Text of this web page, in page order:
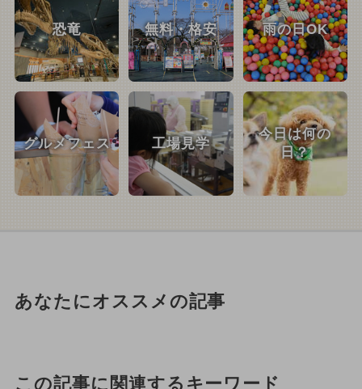
恐竜 無料・格安 雨の日OK
グルメフェス 工場見学
今日は何の
日？
あなたにオススメの記事
この記事に関連するキーワード